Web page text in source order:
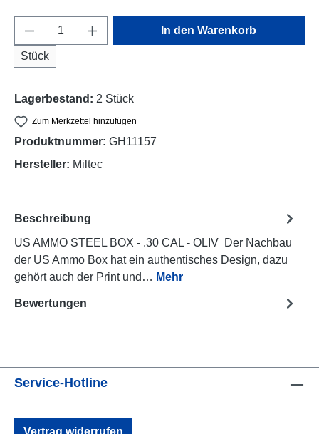
Produkt Anzahl: Gib den gewünschten
Stück
In den Warenkorb
Lagerbestand: 2 Stück
Zum Merkzettel hinzufügen
Produktnummer: GH11157
Hersteller: Miltec
Beschreibung
US AMMO STEEL BOX - .30 CAL - OLIV Der Nachbau
der US Ammo Box hat ein authentisches Design, dazu
gehört auch der Print und… Mehr
Bewertungen
Service-Hotline
Vertrag widerrufen